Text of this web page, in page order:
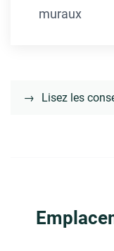
muraux
→ Lisez les